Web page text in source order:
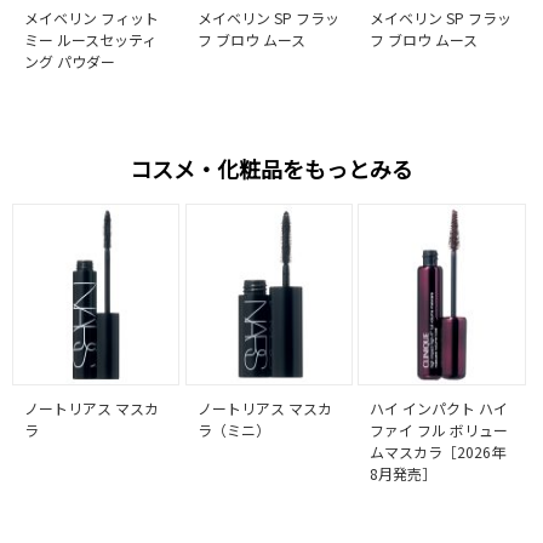
メイベリン フィット
ミー ルースセッティ
ング パウダー
メイベリン SP フラッ
フ ブロウ ムース
メイベリン SP フラッ
フ ブロウ ムース
コスメ・化粧品をもっとみる
ノートリアス マスカ
ラ
ノートリアス マスカ
ラ（ミニ）
ハイ インパクト ハイ
ファイ フル ボリュー
ムマスカラ［2026年
8月発売］